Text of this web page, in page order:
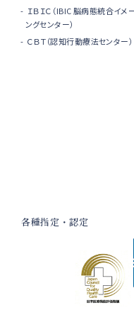
ＩＢＩＣ（IBIC 脳病態統合イメ
ングセンター）
ＣＢＴ（認知行動療法センター）
各種指定・認定